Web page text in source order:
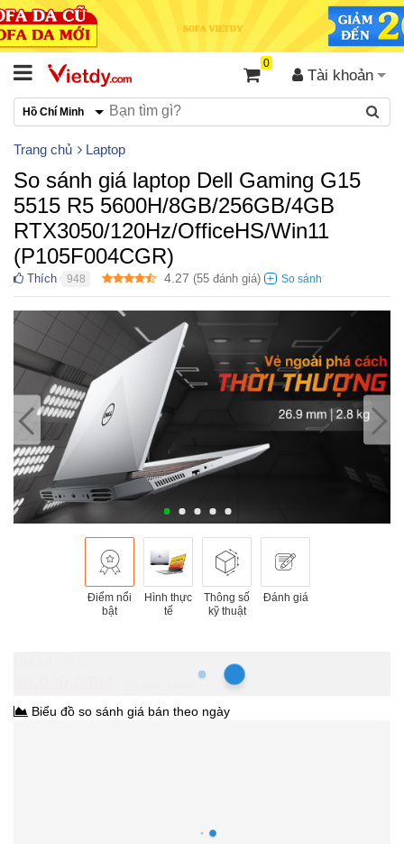
Tài khoản
0
Hồ Chí Minh
Trang chủ Laptop
So sánh giá laptop Dell Gaming G15
5515 R5 5600H/8GB/256GB/4GB
RTX3050/120Hz/OfficeHS/Win11
(P105F004CGR)
Thích 948 4.27 (55 đánh giá)
Điểm nổi
bật
Hình thực
tế
Thông số
kỹ thuật
Đánh giá
-19%
Biểu đồ so sánh giá bán theo ngày